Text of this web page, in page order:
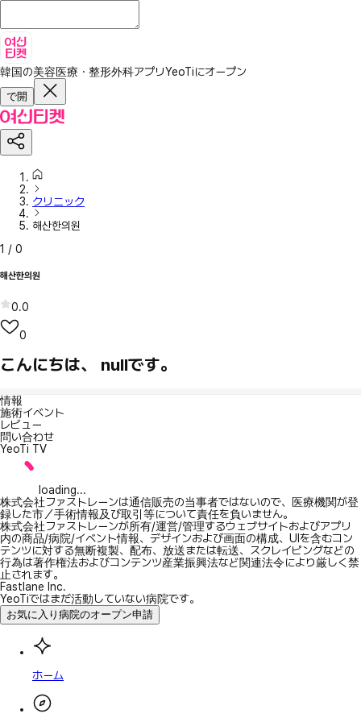
韓国の美容医療・整形外科アプリYeoTiにオープン
で開
クリニック
해산한의원
1 / 0
해산한의원
0.0
0
こんにちは、 nullです。
情報
施術イベント
レビュー
問い合わせ
YeoTi TV
loading...
株式会社ファストレーンは通信販売の当事者ではないので、医療機関が登
録した市／手術情報及び取引等について責任を負いません。
株式会社ファストレーンが所有/運営/管理するウェブサイトおよびアプリ
内の商品/病院/イベント情報、デザインおよび画面の構成、UIを含むコン
テンツに対する無断複製、配布、放送または転送、スクレイピングなどの
行為は著作権法およびコンテンツ産業振興法など関連法令により厳しく禁
止されます。
Fastlane Inc.
YeoTiではまだ活動していない病院です。
お気に入り病院のオープン申請
ホーム